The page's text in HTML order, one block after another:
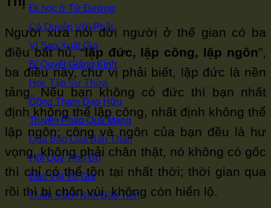
Đi học ở Từ Đường
Có Duyên Với Phật
Vì Sao Xuất Gia
Bí Quyết Giảng Kinh
Học Tập Sư Thừa
Đồng Tham Đạo Hữu
Truyền Pháp Qua Mạng
Quả Báo Của Bản Thân
Hồi Quy Tịnh Độ
Bảo Vật Vô Giá
Cuốn Sách Nho Đầu Tiên
Người xưa nói đời người ở thế gian có ba
điều bất hủ, “lập đức, lập công, lập ngôn”,
ba điều này, chư vị phải biết, lập đức là nền
tảng. Nếu bạn không có đức thì bạn nhất
định không thể lập công, nhất định không thể
lập ngôn; công và ngôn của bạn đều là hư
vọng, không phải chân thật, nó không có gốc
thì chỉ có thể tồn tại nhất thời; thời gian qua
rồi thì bị chôn vùi, không còn hiển lộ.